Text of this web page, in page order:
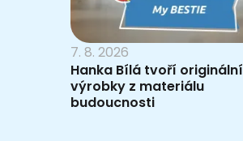
7. 8. 2026
Hanka Bílá tvoří originální
výrobky z materiálu
budoucnosti